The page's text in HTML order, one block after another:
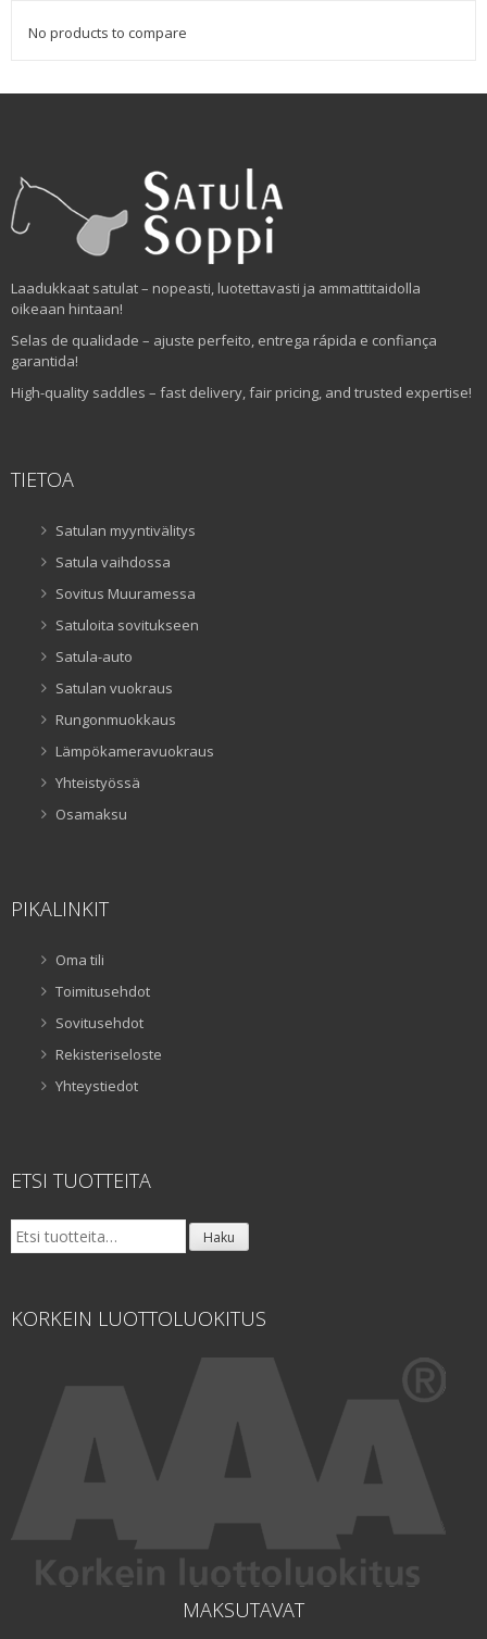
No products to compare
Laadukkaat satulat – nopeasti, luotettavasti ja ammattitaidolla
oikeaan hintaan!
Selas de qualidade – ajuste perfeito, entrega rápida e confiança
garantida!
High-quality saddles – fast delivery, fair pricing, and trusted expertise!
TIETOA
Satulan myyntivälitys
Satula vaihdossa
Sovitus Muuramessa
Satuloita sovitukseen
Satula-auto
Satulan vuokraus
Rungonmuokkaus
Lämpökameravuokraus
Yhteistyössä
Osamaksu
PIKALINKIT
Oma tili
Toimitusehdot
Sovitusehdot
Rekisteriseloste
Yhteystiedot
ETSI TUOTTEITA
Etsi: Haku
KORKEIN LUOTTOLUOKITUS
MAKSUTAVAT